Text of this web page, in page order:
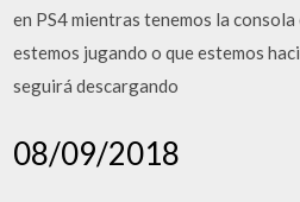
en PS4 mientras tenemos la
estemos jugando o que estemos
seguirá descargando
08/09/2018